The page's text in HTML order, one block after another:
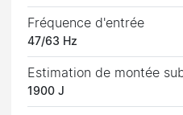
Fréquence d'entrée
47/63 Hz
Estimation de montée
1900 J